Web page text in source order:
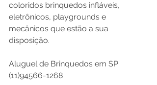
coloridos brinquedos infláveis,
eletrônicos, playgrounds e
mecânicos que estão a sua
disposição.
Aluguel de Brinquedos em SP
(11)94566-1268